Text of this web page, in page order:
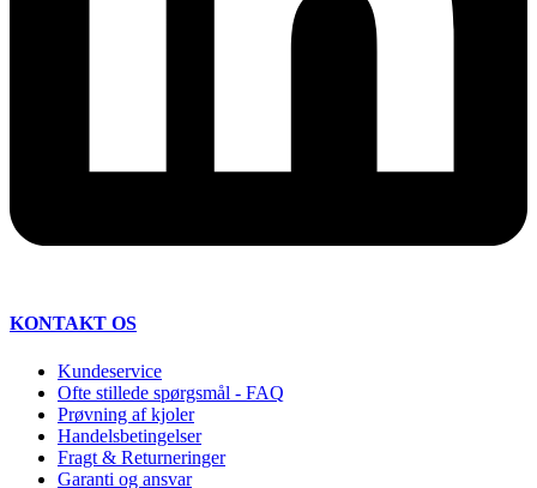
KONTAKT OS
Kundeservice
Ofte stillede spørgsmål - FAQ
Prøvning af kjoler
Handelsbetingelser
Fragt & Returneringer
Garanti og ansvar